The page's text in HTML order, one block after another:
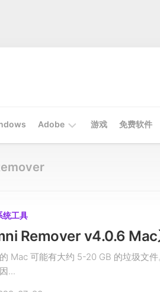
Adobe 游戏 免费软件
统工具
Remover v4.0.6 Mac
Mac 可能有大约 5-20 GB 的垃圾文
...